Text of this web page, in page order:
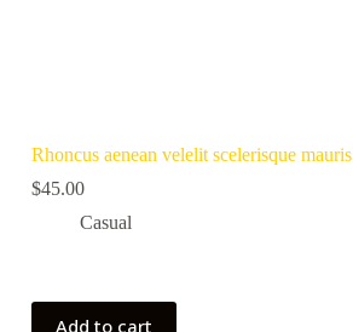
Rhoncus aenean velelit scelerisque mauris
$45.00
Casual
Add to cart